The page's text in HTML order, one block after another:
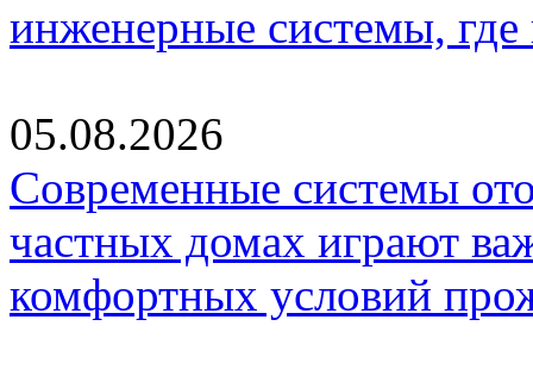
инженерные системы,
05.08.2026
Современные системы
частных домах играют
комфортных условий